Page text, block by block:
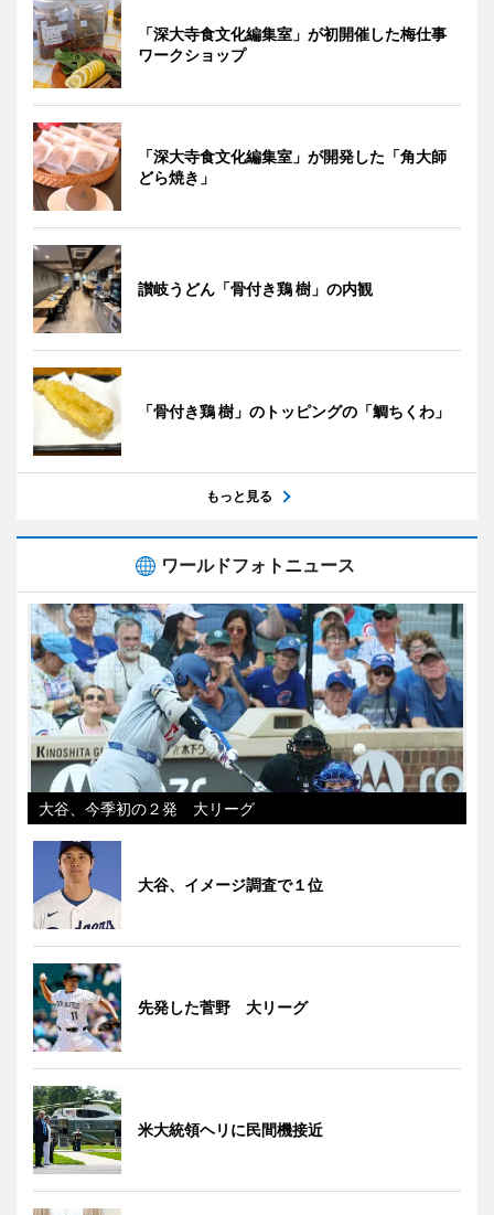
「深大寺食文化編集室」が初開催した梅仕事
ワークショップ
「深大寺食文化編集室」が開発した「角大師
どら焼き」
讃岐うどん「骨付き鶏 樹」の内観
「骨付き鶏 樹」のトッピングの「鯛ちくわ」
もっと見る
ワールドフォトニュース
大谷、今季初の２発 大リーグ
大谷、イメージ調査で１位
先発した菅野 大リーグ
米大統領ヘリに民間機接近